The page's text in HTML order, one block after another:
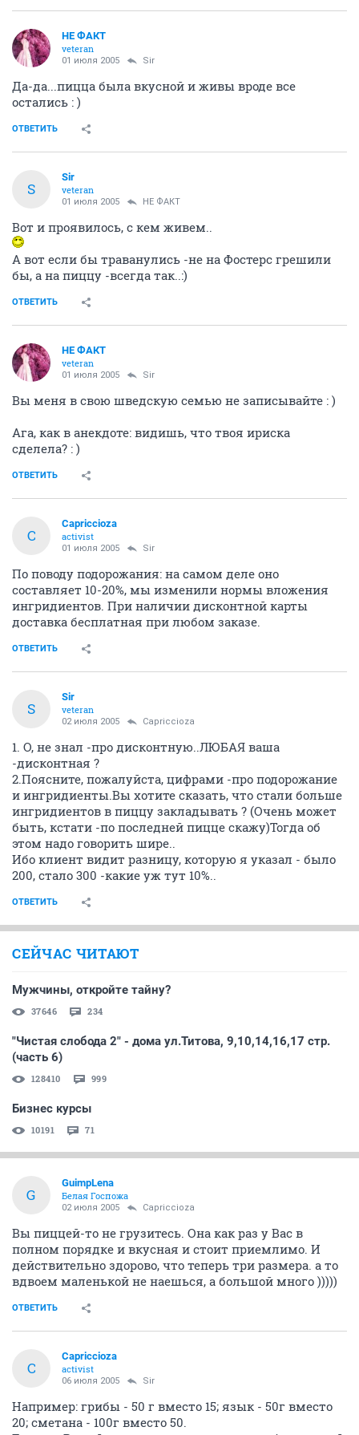
НЕ ФАКТ
veteran
01 июля 2005 Sir
Да-да...пицца была вкусной и живы вроде все
остались : )
ОТВЕТИТЬ
S
Sir
veteran
01 июля 2005 НЕ ФАКТ
Вот и проявилось, с кем живем..
А вот если бы траванулись -не на Фостерс грешили
бы, а на пиццу -всегда так..:)
ОТВЕТИТЬ
НЕ ФАКТ
veteran
01 июля 2005 Sir
Вы меня в свою шведскую семью не записывайте : )
Ага, как в анекдоте: видишь, что твоя ириска
сделела? : )
ОТВЕТИТЬ
C
Capriccioza
activist
01 июля 2005 Sir
По поводу подорожания: на самом деле оно
составляет 10-20%, мы изменили нормы вложения
ингридиентов. При наличии дисконтной карты
доставка бесплатная при любом заказе.
ОТВЕТИТЬ
S
Sir
veteran
02 июля 2005 Capriccioza
1. О, не знал -про дисконтную..ЛЮБАЯ ваша
-дисконтная ?
2.Поясните, пожалуйста, цифрами -про подорожание
и ингридиенты.Вы хотите сказать, что стали больше
ингридиентов в пиццу закладывать ? (Очень может
быть, кстати -по последней пицце скажу)Тогда об
этом надо говорить шире..
Ибо клиент видит разницу, которую я указал - было
200, стало 300 -какие уж тут 10%..
ОТВЕТИТЬ
СЕЙЧАС ЧИТАЮТ
Мужчины, откройте тайну?
37646 234
"Чистая слобода 2" - дома ул.Титова, 9,10,14,16,17 стр.
(часть 6)
128410 999
Бизнес курсы
10191 71
G
GuimpLena
Белая Госпожа
02 июля 2005 Capriccioza
Вы пиццей-то не грузитесь. Она как раз у Вас в
полном порядке и вкусная и стоит приемлимо. И
действительно здорово, что теперь три размера. а то
вдвоем маленькой не наешься, а большой много )))))
ОТВЕТИТЬ
C
Capriccioza
activist
06 июля 2005 Sir
Например: грибы - 50 г вместо 15; язык - 50г вместо
20; сметана - 100г вместо 50.